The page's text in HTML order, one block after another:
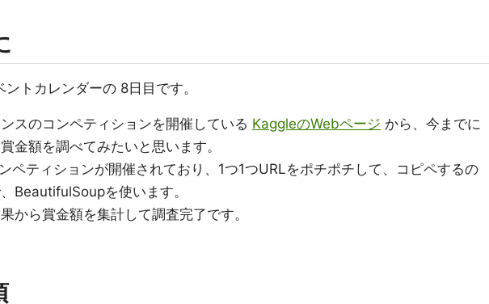
トカレンダーの 8日目です。
スのコンペティションを開催している KaggleのWebページ から、今までに
金額を調べてみたいと思います。
ペティションが開催されており、1つ1つURLをポチポチして、コピペするの
BeautifulSoupを使います。
から賞金額を集計して調査完了です。